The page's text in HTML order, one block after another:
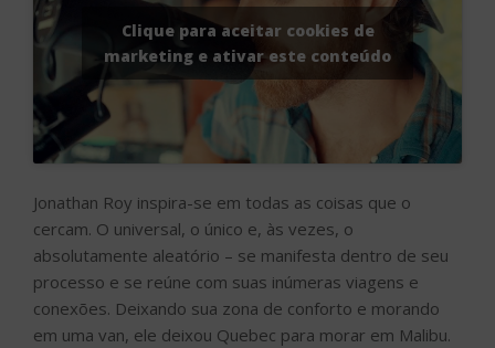
Clique para aceitar cookies de
marketing e ativar este conteúdo
Jonathan Roy inspira-se em todas as coisas que o
cercam. O universal, o único e, às vezes, o
absolutamente aleatório – se manifesta dentro de seu
processo e se reúne com suas inúmeras viagens e
conexões. Deixando sua zona de conforto e morando
em uma van, ele deixou Quebec para morar em Malibu.